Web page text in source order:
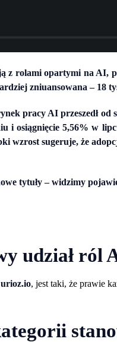
z rolami opartymi na AI,
zniuansowana – 18
pracy AI przeszedł od
i osiągnięcie 5,56% w
wzrost sugeruje, że
tytuły – widzimy
udział ról
, jest taki, że prawie